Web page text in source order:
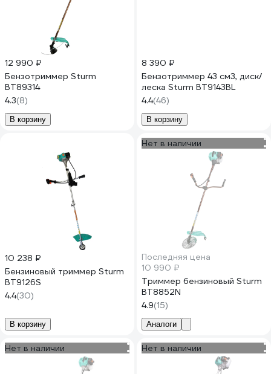
12 990 ₽
Бензотриммер Sturm
BT89314
4.3(8)
В корзину
8 390 ₽
Бензотриммер 43 см3, диск/
леска Sturm BT9143BL
4.4(46)
В корзину
10 238 ₽
Бензиновый триммер Sturm
BT9126S
4.4(30)
В корзину
Нет в наличии
Последняя цена
10 990 ₽
Триммер бензиновый Sturm
BT8852N
4.9(15)
Аналоги
Нет в наличии Нет в наличии